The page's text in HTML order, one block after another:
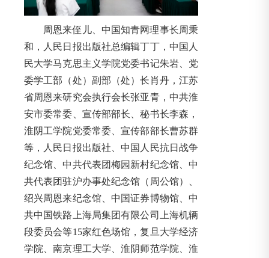
周恩来侄儿、中国知青网理事长周秉
和，人民日报出版社总编辑丁丁，中国人
民大学马克思主义学院党委书记朱岩、党
委学工部（处）副部（处）长肖丹，江苏
省周恩来研究会执行会长张亚青，中共淮
安市委常委、宣传部部长、秘书长李森，
淮阴工学院党委常委、宣传部部长曹苏群
等，人民日报出版社、中国人民抗日战争
纪念馆、中共代表团梅园新村纪念馆、中
共代表团驻沪办事处纪念馆（周公馆）、
绍兴周恩来纪念馆、中国证券博物馆、中
共中国铁路上海局集团有限公司上海机辆
段委员会等15家红色场馆，复旦大学经济
学院、南京理工大学、淮阴师范学院、淮